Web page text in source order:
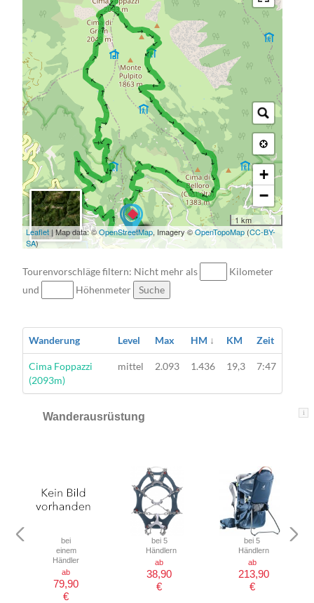
→ → → → → → → → → → → → → → → → → → → → → → → → → → → → → → → → → → → → → → → → → → → → → → → → → → → → → → → → → → → → → → → →
+
−
1 km
Leaflet | Map data: ©OpenStreetMap, Imagery ©OpenTopoMap (CC-BY-
SA)
Tourenvorschläge filtern: Nicht mehr als
Kilometer
und
Höhenmeter Suche
Wanderung Level Max HM ↓ KM Zeit
Wanderung
Cima Foppazzi
(2093m)
mittel 2.093 1.436 19,3 7:47
i
Wanderausrüstung
bei
einem
Händler
ab
79,90
€
bei 5
Händlern
ab
38,90
€
bei 5
Händlern
ab
213,90
€